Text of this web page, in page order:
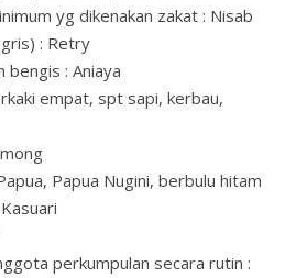
yg dikenakan zakat : Nisab
: Retry
bengis : Aniaya
empat, spt sapi, kerbau,
Papua Nugini, berbulu hitam
perkumpulan secara rutin :